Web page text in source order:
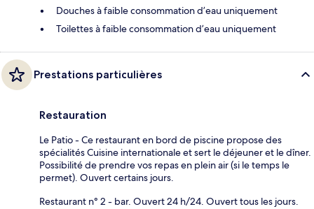
Douches à faible consommation d’eau uniquement
Toilettes à faible consommation d’eau uniquement
Prestations particulières
Restauration
Le Patio - Ce restaurant en bord de piscine propose des
spécialités Cuisine internationale et sert le déjeuner et le dîner.
Possibilité de prendre vos repas en plein air (si le temps le
permet). Ouvert certains jours.
Restaurant n° 2 - bar. Ouvert 24 h/24. Ouvert tous les jours.